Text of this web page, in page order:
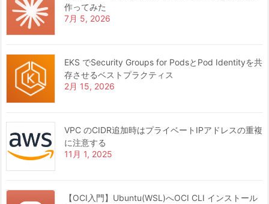
作ってみた
7月 5, 2026
EKS でSecurity Groups for PodsとPod Identityを共
存させるベストプラクティス
2月 15, 2026
VPC のCIDR追加時はプライベートIPアドレスの重複
に注意する
11月 1, 2025
【OCI入門】Ubuntu(WSL)へOCI CLI インストール